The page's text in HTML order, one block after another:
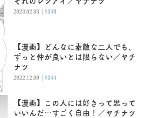
2023.02.03 |#048
【漫画】どんなに素敵な二人でも、
ずっと仲が良いとは限らない／ヤチ
ナツ
2022.12.09 |#044
【漫画】この人には好きって思って
いいんだ…すごく自由！／ヤチナツ